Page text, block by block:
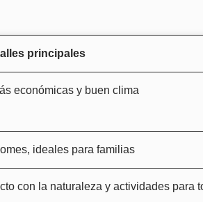
principales
económicas y buen clima
ideales para familias
con la naturaleza y actividades para